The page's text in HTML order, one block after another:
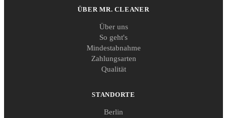
ÜBER MR. CLEANER
Über uns
So geht's
Mindestabnahme
Zahlungsarten
Qualität
STANDORTE
Berlin